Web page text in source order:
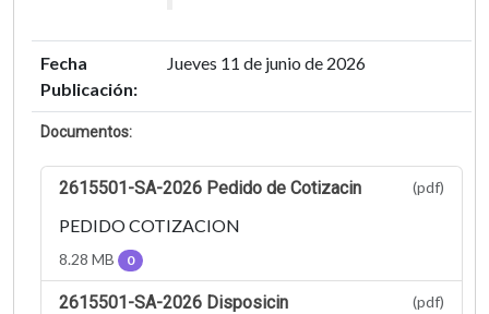
Fecha
Publicación:
Jueves 11 de junio de 2026
Documentos:
2615501-SA-2026 Pedido de Cotizacin (pdf)
PEDIDO COTIZACION
8.28 MB 0
2615501-SA-2026 Disposicin (pdf)